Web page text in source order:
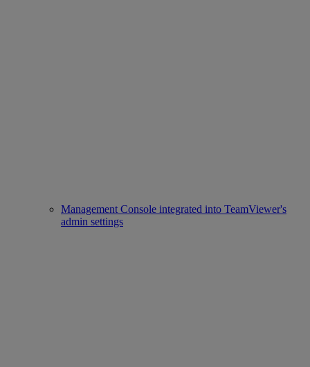
Management Console integrated into TeamViewer's
admin settings